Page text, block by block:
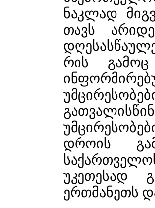
ნაკლად
თავს
რის
დროის
უკეთესად
ერთმანეთს